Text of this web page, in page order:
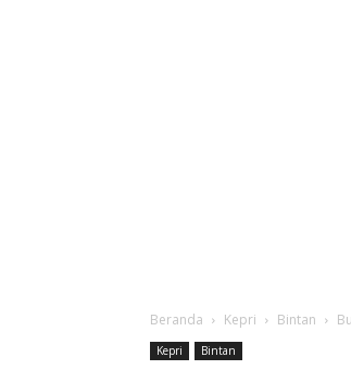
Beranda Kepri Bintan
Kepri Bintan